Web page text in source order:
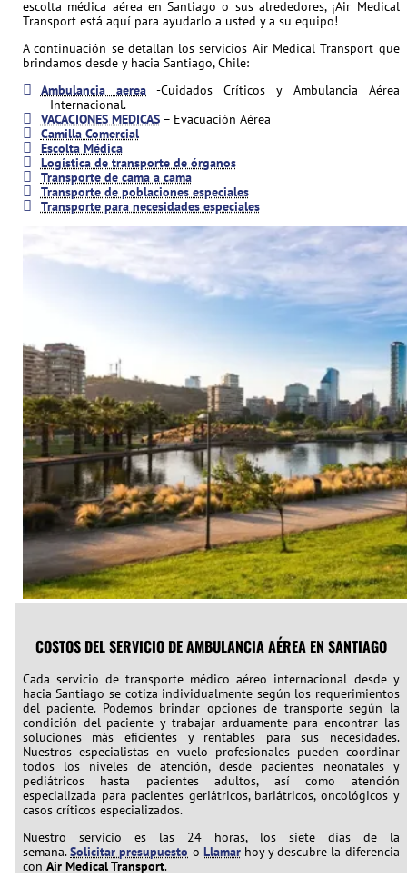
escolta médica aérea en Santiago o sus alrededores, ¡Air Medical
Transport está aquí para ayudarlo a usted y a su equipo!
A continuación se detallan los servicios Air Medical Transport que
brindamos desde y hacia Santiago, Chile:
Ambulancia aerea -Cuidados Críticos y Ambulancia Aérea
Internacional.
VACACIONES MEDICAS– Evacuación Aérea
Camilla Comercial
Escolta Médica
Logística de transporte de órganos
Transporte de cama a cama
Transporte de poblaciones especiales
Transporte para necesidades especiales
COSTOS DEL SERVICIO DE AMBULANCIA AÉREA EN SANTIAGO
Cada servicio de transporte médico aéreo internacional desde y
hacia Santiago se cotiza individualmente según los requerimientos
del paciente. Podemos brindar opciones de transporte según la
condición del paciente y trabajar arduamente para encontrar las
soluciones más eficientes y rentables para sus necesidades.
Nuestros especialistas en vuelo profesionales pueden coordinar
todos los niveles de atención, desde pacientes neonatales y
pediátricos hasta pacientes adultos, así como atención
especializada para pacientes geriátricos, bariátricos, oncológicos y
casos críticos especializados.
Nuestro servicio es las 24 horas, los siete días de la
semana.Solicitar presupuesto o Llamarhoy y descubre la diferencia
con Air Medical Transport.